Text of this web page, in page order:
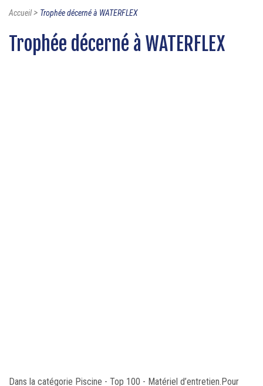
Accueil> Trophée décerné à WATERFLEX
Trophée décerné à WATERFLEX
Dans la catégorie Piscine - Top 100 - Matériel d’entretien.Pour